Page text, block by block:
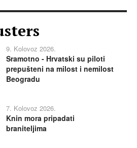
9. Kolovoz 2026.
Sramotno - Hrvatski su piloti
prepušteni na milost i nemilost
Beogradu
7. Kolovoz 2026.
Knin mora pripadati
braniteljima